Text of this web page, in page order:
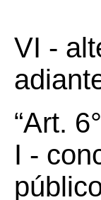
VI -
“Art.
I -